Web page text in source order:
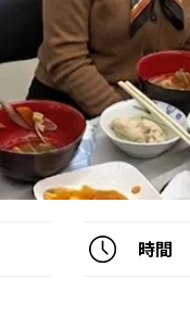
時間